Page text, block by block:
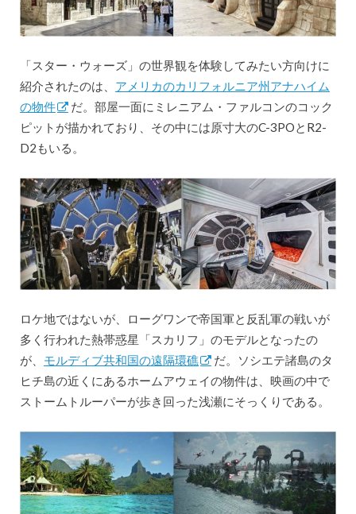
「スター・ウォーズ」の世界観を体験してみたい方向けに
紹介されたのは、 アメリカのカリフォルニア州アナハイム
の物件
だ。部屋一面にミレニアム・ファルコンのコック
ピットが描かれており、その中には原寸大のC-3POとR2-
D2もいる。
ロケ地ではないが、ローグワンで帝国軍と反乱軍の戦いが
多く行われた熱帯惑星「スカリフ」のモデルとなったの
が、 モルディブ共和国の遠隔環礁
だ。ソシエテ諸島のタ
ヒチ島の近くにあるホームアウェイの物件は、映画の中で
ストームトルーパーが歩き回った浅瀬にそっくりである。